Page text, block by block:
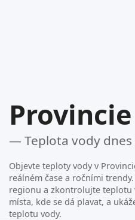
— Teplota vody dnes
Objevte teploty vody v
reálném čase a ročními
regionu a zkontrolujte teplotu
místa, kde se dá plavat, a
teplotu vody.